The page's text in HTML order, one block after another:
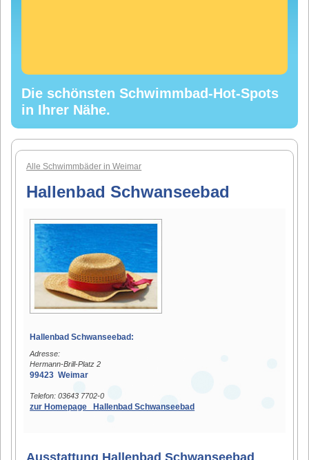
Die schönsten Schwimmbad-Hot-Spots
in Ihrer Nähe.
Alle Schwimmbäder in Weimar
Hallenbad Schwanseebad
Hallenbad Schwanseebad:
Adresse:
Hermann-Brill-Platz 2
99423 Weimar
Telefon: 03643 7702-0
zur Homepage Hallenbad Schwanseebad
Ausstattung Hallenbad Schwanseebad